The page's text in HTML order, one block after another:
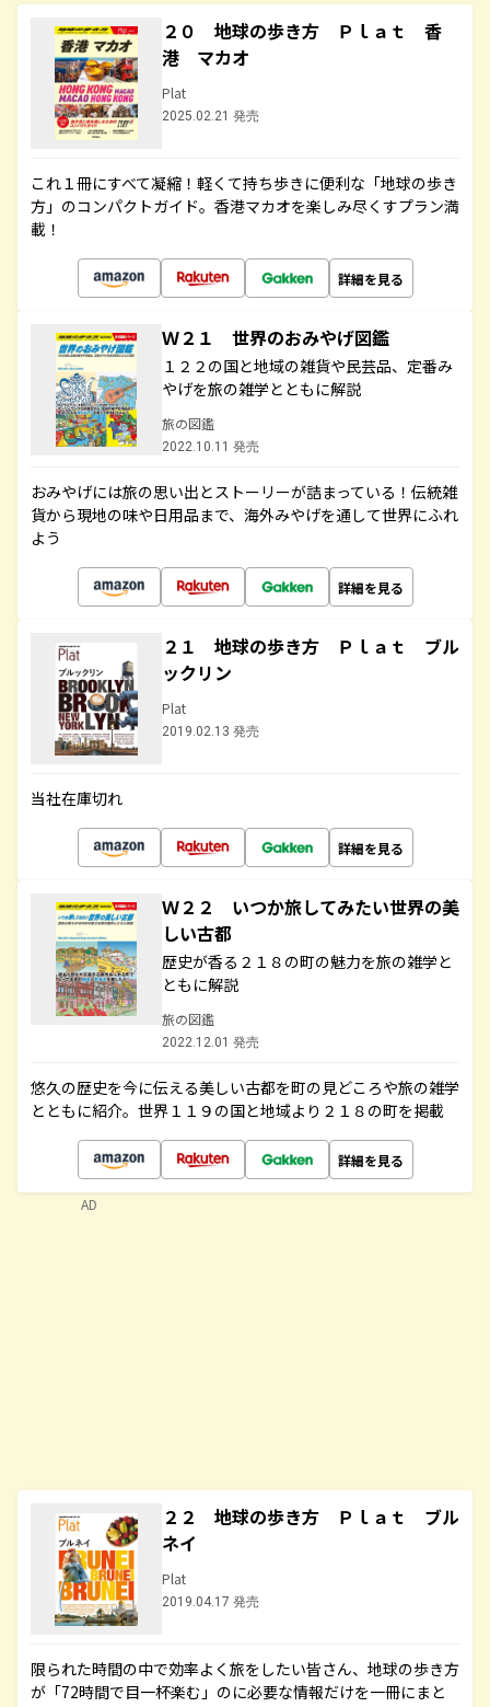
２０ 地球の歩き方 Ｐｌａｔ 香
港 マカオ
Plat
2025.02.21 発売
これ１冊にすべて凝縮！軽くて持ち歩きに便利な「地球の歩き
方」のコンパクトガイド。香港マカオを楽しみ尽くすプラン満
載！
詳細を見る
Ｗ２１ 世界のおみやげ図鑑
１２２の国と地域の雑貨や民芸品、定番み
やげを旅の雑学とともに解説
旅の図鑑
2022.10.11 発売
おみやげには旅の思い出とストーリーが詰まっている！伝統雑
貨から現地の味や日用品まで、海外みやげを通して世界にふれ
よう
詳細を見る
２１ 地球の歩き方 Ｐｌａｔ ブル
ックリン
Plat
2019.02.13 発売
当社在庫切れ
詳細を見る
Ｗ２２ いつか旅してみたい世界の美
しい古都
歴史が香る２１８の町の魅力を旅の雑学と
ともに解説
旅の図鑑
2022.12.01 発売
悠久の歴史を今に伝える美しい古都を町の見どころや旅の雑学
とともに紹介。世界１１９の国と地域より２１８の町を掲載
詳細を見る
２２ 地球の歩き方 Ｐｌａｔ ブル
ネイ
Plat
2019.04.17 発売
限られた時間の中で効率よく旅をしたい皆さん、地球の歩き方
が「72時間で目一杯楽む」のに必要な情報だけを一冊にまと
AD